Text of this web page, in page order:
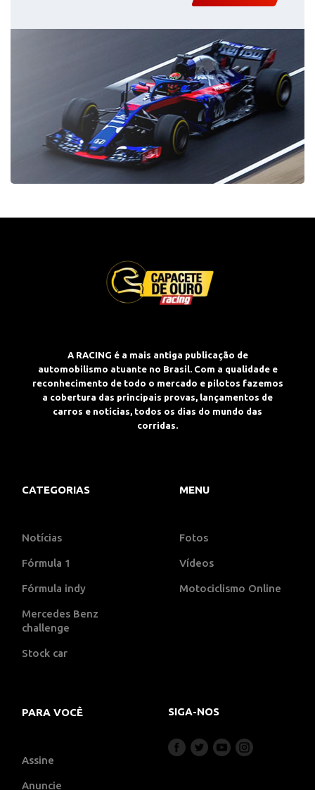
A RACING é a mais antiga publicação de
automobilismo atuante no Brasil. Com a qualidade e
reconhecimento de todo o mercado e pilotos fazemos
a cobertura das principais provas, lançamentos de
carros e notícias, todos os dias do mundo das
corridas.
CATEGORIAS
Notícias
Fórmula 1
Fórmula indy
Mercedes Benz
challenge
Stock car
MENU
Fotos
Vídeos
Motociclismo Online
PARA VOCÊ
Assine
Anuncie
SIGA-NOS